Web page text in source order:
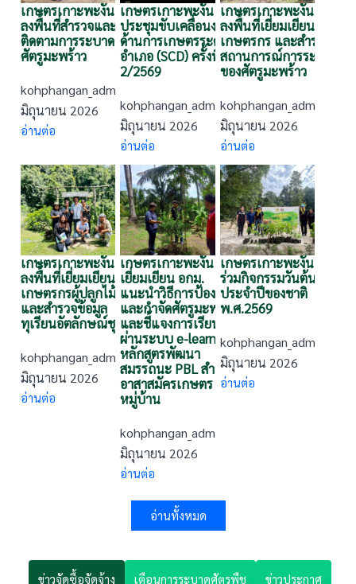
เกษตรเกาะพะงัน
ลงพื้นที่สำรวจและ
ติดตามการระบาดของ
ศัตรูมะพร้าว
kohphangan_admin
มิถุนายน 2026
อ่านต่อ
เกษตรเกาะพะงัน
ประชุมขับเคลื่อนงาน
ด้านการเกษตรระดับ
อำเภอ (SCD) ครั้งที่
2/2569
kohphangan_admin·25
มิถุนายน 2026
อ่านต่อ
เกษตรเกาะพะงัน
ลงพื้นที่เยี่ยมเยียน
เกษตรกร และสำรวจ
สถานการณ์การระบาด
ของศัตรูมะพร้าว
kohphangan_admin
มิถุนายน 2026
อ่านต่อ
เกษตรเกาะพะงัน
ลงพื้นที่เยี่ยมเยียน
เกษตรกรผู้ปลูกไม้ผล
และสำรวจข้อมูล
ทุเรียนอัตลักษณ์ชุมชน
kohphangan_admin·18
มิถุนายน 2026
อ่านต่อ
เกษตรเกาะพะงัน
เยี่ยมเยียน อกม.
แนะนำวิธีการป้องกัน
และกำจัดศัตรูมะพร้าว
และชี้แจงการเรียนรู้
ผ่านระบบ e-learning
หลักสูตรพัฒนา
สมรรถนะ PBL สำหรับ
อาสาสมัครเกษตร
หมู่บ้าน
kohphangan_admin
มิถุนายน 2026
อ่านต่อ
เกษตรเกาะพะงัน เข้า
ร่วมกิจกรรมวันต้นไม้
ประจำปีของชาติ
พ.ศ.2569
kohphangan_admin
มิถุนายน 2026
อ่านต่อ
อ่านทั้งหมด
ข่าวจัดซื้อจัดจ้าง เตือนการระบาดศัตรูพืช ข่าวประกาศ